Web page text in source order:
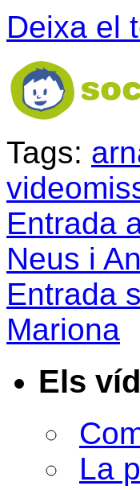
Deixa el
Tags:
Entrada
Neus i
Entrada
Mariona
Els
La